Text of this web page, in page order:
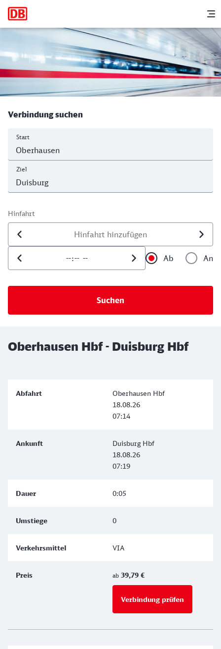
Hauptnavigation
Oberhausen Hbf - Duisburg Hbf
Verbindung suchen
Start
Ziel
Hinfahrt
Datum der Hinfahrt
Uhrzeit der Hinfahrt
Ab
An
Oberhausen Hbf - Duisburg Hbf
Oberhausen Hbf
18.08.26
07:14
Duisburg Hbf
18.08.26
07:19
0:05
0
VIA
ab 39,79 €
Verbindung prüfen